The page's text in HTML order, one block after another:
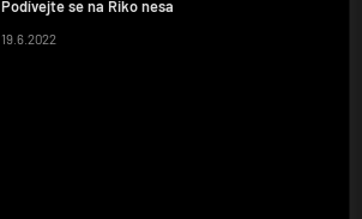
Podívejte se na Riko nesa
19.6.2022